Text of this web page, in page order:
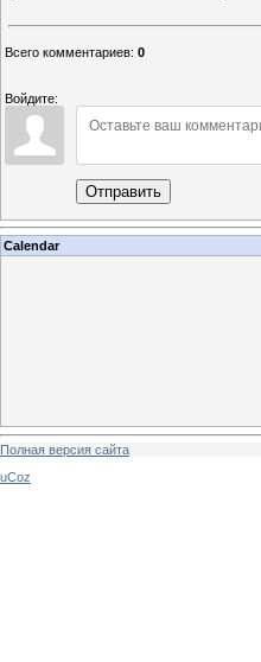
Всего комментариев: 0
Войдите:
Отправить
Calendar
Полная версия сайта
uCoz